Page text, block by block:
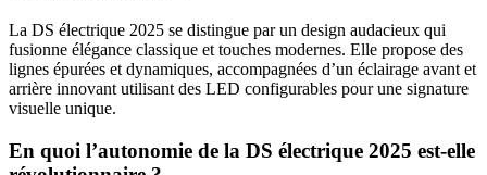
La DS électrique 2025 se distingue par un design audacieux qui
fusionne élégance classique et touches modernes. Elle propose des
lignes épurées et dynamiques, accompagnées d’un éclairage avant et
arrière innovant utilisant des LED configurables pour une signature
visuelle unique.
En quoi l’autonomie de la DS électrique 2025 est-elle